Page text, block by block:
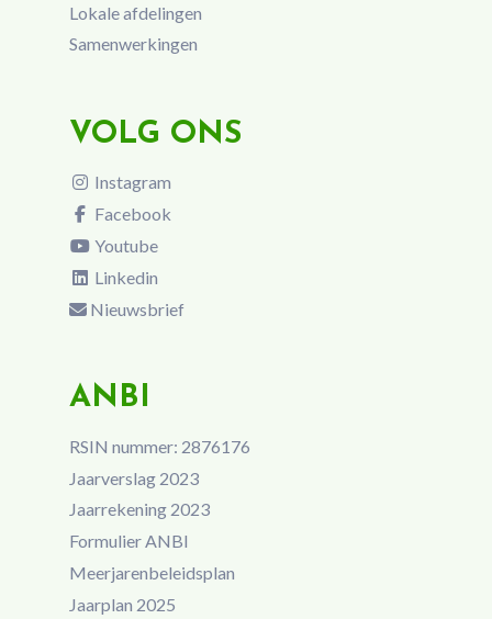
Lokale afdelingen
Samenwerkingen
VOLG ONS
Instagram
Facebook
Youtube
Linkedin
Nieuwsbrief
ANBI
RSIN nummer: 2876176
Jaarverslag 2023
Jaarrekening 2023
Formulier ANBI
Meerjarenbeleidsplan
Jaarplan 2025